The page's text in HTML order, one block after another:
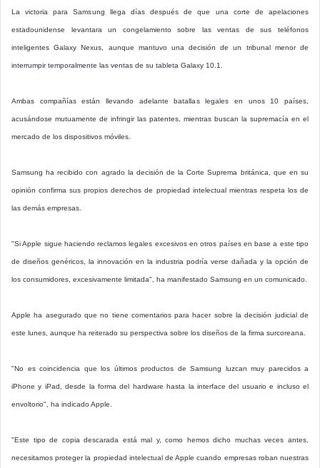
La victoria para Samsung llega días después de que una corte de apelaciones
estadounidense levantara un congelamiento sobre las ventas de sus teléfonos
inteligentes Galaxy Nexus, aunque mantuvo una decisión de un tribunal menor de
interrumpir temporalmente las ventas de su tableta Galaxy 10.1.
Ambas compañías están llevando adelante batallas legales en unos 10 países,
acusándose mutuamente de infringir las patentes, mientras buscan la supremacía en el
mercado de los dispositivos móviles.
Samsung ha recibido con agrado la decisión de la Corte Suprema británica, que en su
opinión confirma sus propios derechos de propiedad intelectual mientras respeta los de
las demás empresas.
"Si Apple sigue haciendo reclamos legales excesivos en otros países en base a este tipo
de diseños genéricos, la innovación en la industria podría verse dañada y la opción de
los consumidores, excesivamente limitada", ha manifestado Samsung en un comunicado.
Apple ha asegurado que no tiene comentarios para hacer sobre la decisión judicial de
este lunes, aunque ha reiterado su perspectiva sobre los diseños de la firma surcoreana.
"No es coincidencia que los últimos productos de Samsung luzcan muy parecidos a
iPhone y iPad, desde la forma del hardware hasta la interface del usuario e incluso el
envoltorio", ha indicado Apple.
"Este tipo de copia descarada está mal y, como hemos dicho muchas veces antes,
necesitamos proteger la propiedad intelectual de Apple cuando empresas roban nuestras